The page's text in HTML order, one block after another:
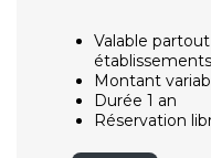
Valable
Montant
Durée 1 an
Réservation